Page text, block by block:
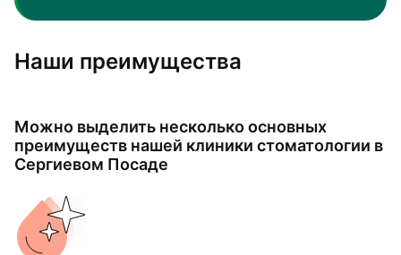
Наши преимущества
Можно выделить несколько основных
преимуществ нашей клиники стоматологии в
Сергиевом Посаде